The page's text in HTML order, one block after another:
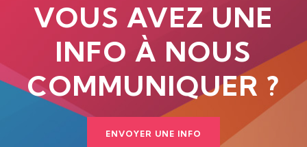
VOUS AVEZ UNE
INFO À NOUS
COMMUNIQUER ?
ENVOYER UNE INFO